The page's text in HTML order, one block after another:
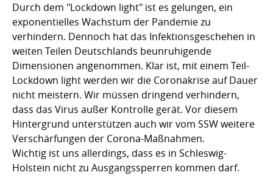
Durch dem "Lockdown light" ist es gelungen, ein
exponentielles Wachstum der Pandemie zu
verhindern. Dennoch hat das Infektionsgeschehen in
weiten Teilen Deutschlands beunruhigende
Dimensionen angenommen. Klar ist, mit einem Teil-
Lockdown light werden wir die Coronakrise auf Dauer
nicht meistern. Wir müssen dringend verhindern,
dass das Virus außer Kontrolle gerät. Vor diesem
Hintergrund unterstützen auch wir vom SSW weitere
Verschärfungen der Corona-Maßnahmen.
Wichtig ist uns allerdings, dass es in Schleswig-
Holstein nicht zu Ausgangssperren kommen darf.